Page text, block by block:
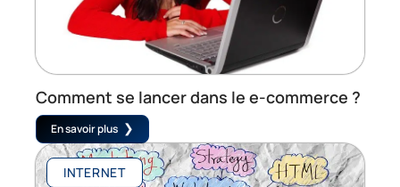
Comment se lancer dans le e-commerce ?
En savoir plus
INTERNET